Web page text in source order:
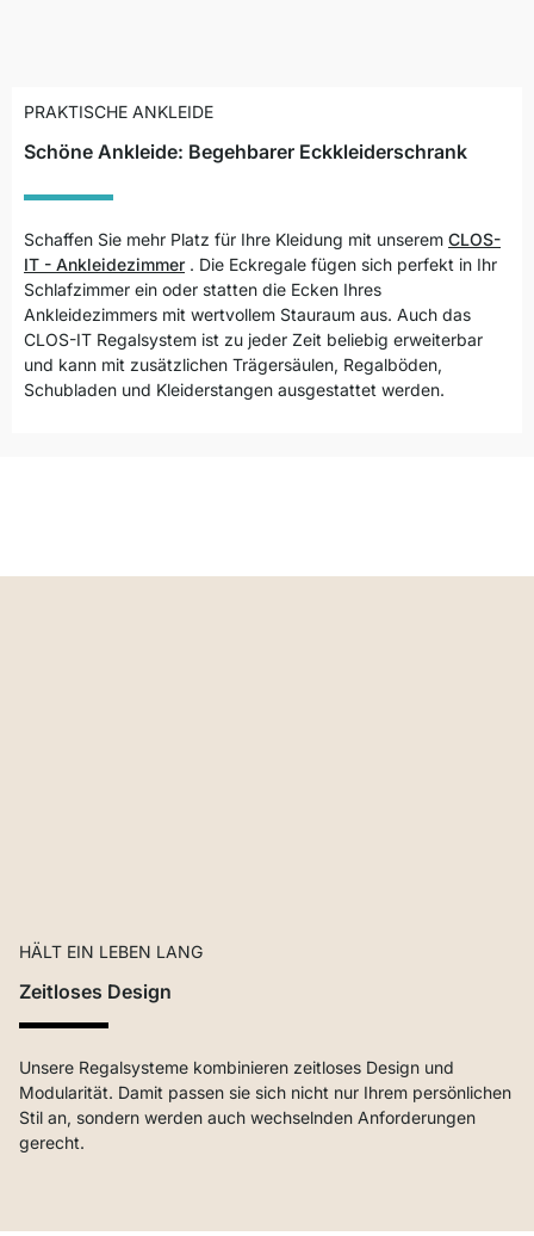
PRAKTISCHE ANKLEIDE
Schöne Ankleide: Begehbarer Eckkleiderschrank
Schaffen Sie mehr Platz für Ihre Kleidung mit unserem CLOS-
IT - Ankleidezimmer . Die Eckregale fügen sich perfekt in Ihr
Schlafzimmer ein oder statten die Ecken Ihres
Ankleidezimmers mit wertvollem Stauraum aus. Auch das
CLOS-IT Regalsystem ist zu jeder Zeit beliebig erweiterbar
und kann mit zusätzlichen Trägersäulen, Regalböden,
Schubladen und Kleiderstangen ausgestattet werden.
HÄLT EIN LEBEN LANG
Zeitloses Design
Unsere Regalsysteme kombinieren zeitloses Design und
Modularität. Damit passen sie sich nicht nur Ihrem persönlichen
Stil an, sondern werden auch wechselnden Anforderungen
gerecht.